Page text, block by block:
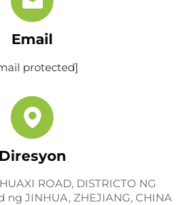
Email
protected]
Diresyon
ROAD, DISTRICTO NG
ng JINHUA, ZHEJIANG, CHINA